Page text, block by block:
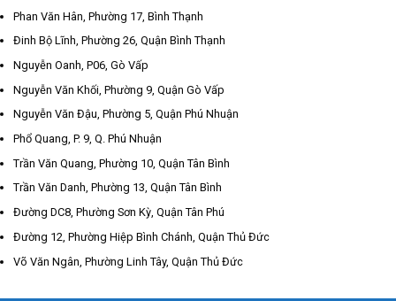
Phan Văn Hân, Phường 17, Bình Thạnh
Đinh Bộ Lĩnh, Phường 26, Quận Bình Thạnh
Nguyễn Oanh, P06, Gò Vấp
Nguyễn Văn Khối, Phường 9, Quận Gò Vấp
Nguyễn Văn Đậu, Phường 5, Quận Phú Nhuận
Phổ Quang, P. 9, Q. Phú Nhuận
Trần Văn Quang, Phường 10, Quận Tân Bình
Trần Văn Danh, Phường 13, Quận Tân Bình
Đường DC8, Phường Sơn Kỳ, Quận Tân Phú
Đường 12, Phường Hiệp Bình Chánh, Quận Thủ Đức
Võ Văn Ngân, Phường Linh Tây, Quận Thủ Đức